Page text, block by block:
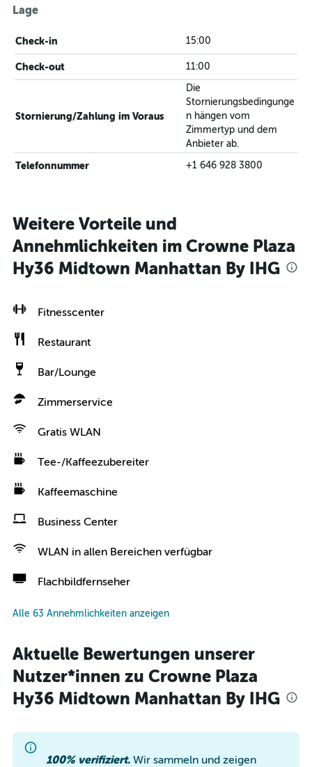
Lage
Check-in 15:00
Check-out 11:00
Stornierung/Zahlung im Voraus
Die
Stornierungsbedingunge
n hängen vom
Zimmertyp und dem
Anbieter ab.
Telefonnummer +1 646 928 3800
Weitere Vorteile und
Annehmlichkeiten im Crowne Plaza
Hy36 Midtown Manhattan By IHG
Fitnesscenter
Restaurant
Bar/Lounge
Zimmerservice
Gratis WLAN
Tee-/Kaffeezubereiter
Kaffeemaschine
Business Center
WLAN in allen Bereichen verfügbar
Flachbildfernseher
Alle 63 Annehmlichkeiten anzeigen
Aktuelle Bewertungen unserer
Nutzer*innen zu Crowne Plaza
Hy36 Midtown Manhattan By IHG
100% verifiziert. Wir sammeln und zeigen